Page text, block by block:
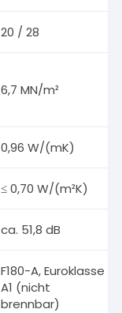
20 / 28
6,7 MN/m²
0,96 W/(mK)
≤ 0,70 W/(m²K)
ca. 51,8 dB
F180-A, Euroklasse
A1 (nicht
brennbar)